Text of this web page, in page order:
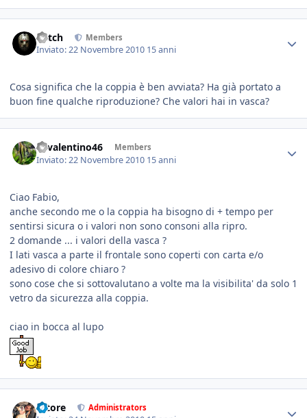
Mitch Members
Inviato:22 Novembre 2010 15 anni
Cosa significa che la coppia è ben avviata? Ha già portato a
buon fine qualche riproduzione? Che valori hai in vasca?
46valentino46 Members
Inviato:22 Novembre 2010 15 anni
Ciao Fabio,
anche secondo me o la coppia ha bisogno di + tempo per
sentirsi sicura o i valori non sono consoni alla ripro.
2 domande ... i valori della vasca ?
I lati vasca a parte il frontale sono coperti con carta e/o
adesivo di colore chiaro ?
sono cose che si sottovalutano a volte ma la visibilita' da solo 1
vetro da sicurezza alla coppia.
ciao in bocca al lupo
tatore Administrators